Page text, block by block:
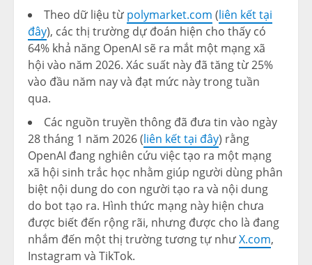
Theo dữ liệu từ polymarket.com (liên kết tại
đây), các thị trường dự đoán hiện cho thấy có
64% khả năng OpenAI sẽ ra mắt một mạng xã
hội vào năm 2026. Xác suất này đã tăng từ 25%
vào đầu năm nay và đạt mức này trong tuần
qua.
Các nguồn truyền thông đã đưa tin vào ngày
28 tháng 1 năm 2026 (liên kết tại đây) rằng
OpenAI đang nghiên cứu việc tạo ra một mạng
xã hội sinh trắc học nhằm giúp người dùng phân
biệt nội dung do con người tạo ra và nội dung
do bot tạo ra. Hình thức mạng này hiện chưa
được biết đến rộng rãi, nhưng được cho là đang
nhắm đến một thị trường tương tự nhưX.com,
Instagram và TikTok.